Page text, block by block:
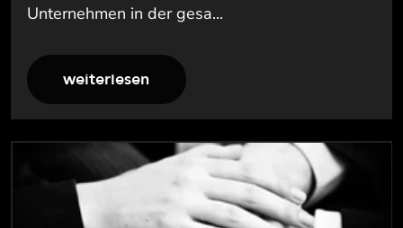
Unternehmen in der gesa...
weiterlesen